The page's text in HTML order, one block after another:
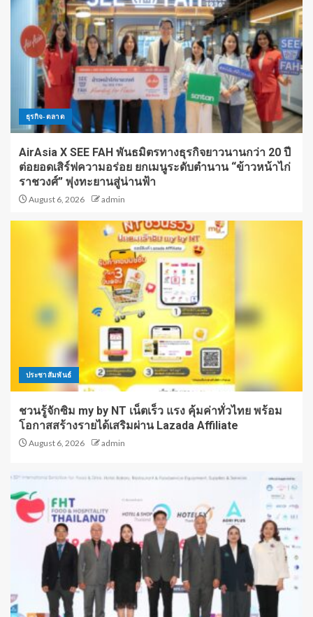
ธุรกิจ-ตลาด
AirAsia X SEE FAH พันธมิตรทางธุรกิจยาวนานกว่า 20 ปี
ต่อยอดเสิร์ฟความอร่อย ยกเมนูระดับตำนาน “ข้าวหน้าไก่
ราชวงศ์” พุ่งทะยานสู่น่านฟ้า
August 6, 2026 admin
ประชาสัมพันธ์
ชวนรู้จักซิม my by NT เน็ตเร็ว แรง คุ้มค่าทั่วไทย พร้อม
โอกาสสร้างรายได้เสริมผ่าน Lazada Affiliate
August 6, 2026 admin